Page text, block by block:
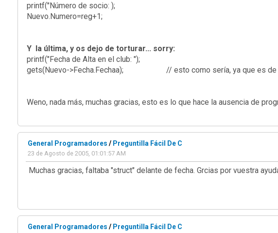
printf("Número de socio: );
Nuevo.Numero=reg+1;
Y la última, y os dejo de torturar... sorry:
printf("Fecha de Alta en el club: ");
gets(Nuevo->Fecha.Fechaa); // esto como sería, ya que es de
Weno, nada más, muchas gracias, esto es lo que hace la ausencia de
General Programadores / Preguntilla Fácil De C
23 de Agosto de 2005, 01:01:57 AM
Muchas gracias, faltaba "struct" delante de fecha. Grcias por vuestra
General Programadores / Preguntilla Fácil De C